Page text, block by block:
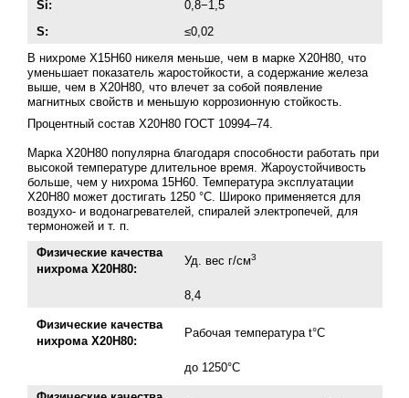
Si:
0,8−1,5
S:
≤0,02
В нихроме Х15Н60 никеля меньше, чем в марке Х20Н80, что
уменьшает показатель жаростойкости, а содержание железа
выше, чем в Х20Н80, что влечет за собой появление
магнитных свойств и меньшую коррозионную стойкость.
Процентный состав Х20Н80 ГОСТ 10994–74.
Марка Х20Н80 популярна благодаря способности работать при
высокой температуре длительное время. Жароустойчивость
больше, чем у нихрома 15Н60. Температура эксплуатации
Х20Н80 может достигать 1250 °C. Широко применяется для
воздухо- и водонагревателей, спиралей электропечей, для
термоножей и т. п.
Физические качества
нихрома Х20Н80:
Уд. вес г/см3
8,4
Физические качества
нихрома Х20Н80:
Рабочая температура t°С
до 1250°С